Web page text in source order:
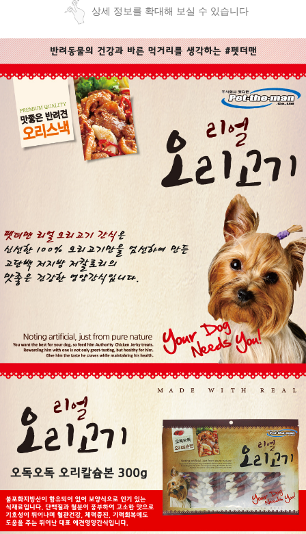
상세 정보를 확대해 보실 수 있습니다